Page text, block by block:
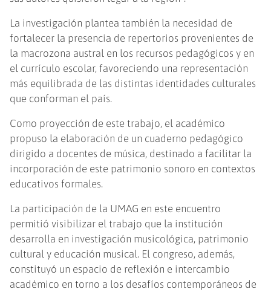
La investigación plantea también la necesidad de
fortalecer la presencia de repertorios provenientes de
la macrozona austral en los recursos pedagógicos y en
el currículo escolar, favoreciendo una representación
más equilibrada de las distintas identidades culturales
que conforman el país.
Como proyección de este trabajo, el académico
propuso la elaboración de un cuaderno pedagógico
dirigido a docentes de música, destinado a facilitar la
incorporación de este patrimonio sonoro en contextos
educativos formales.
La participación de la UMAG en este encuentro
permitió visibilizar el trabajo que la institución
desarrolla en investigación musicológica, patrimonio
cultural y educación musical. El congreso, además,
constituyó un espacio de reflexión e intercambio
académico en torno a los desafíos contemporáneos de